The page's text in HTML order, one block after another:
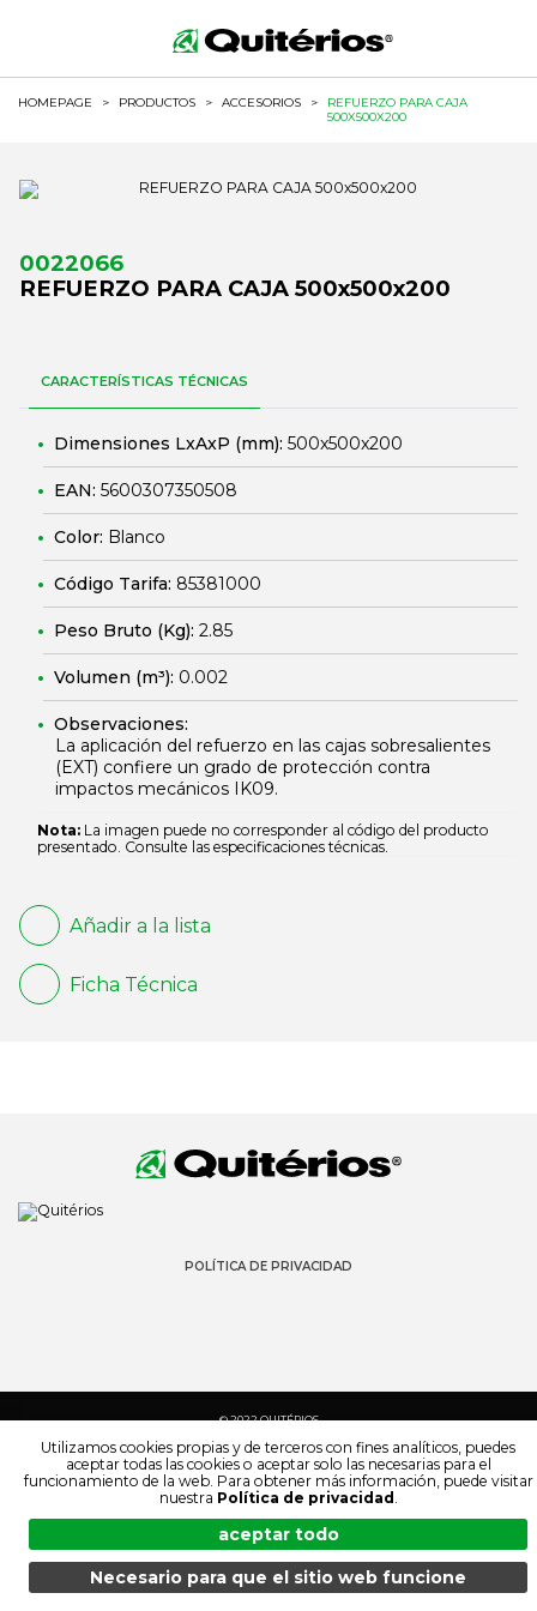
HOMEPAGE > PRODUCTOS > ACCESORIOS >
REFUERZO PARA CAJA
500X500X200
0022066
REFUERZO PARA CAJA 500x500x200
CARACTERÍSTICAS TÉCNICAS
Dimensiones LxAxP (mm): 500x500x200
EAN: 5600307350508
Color: Blanco
Código Tarifa: 85381000
Peso Bruto (Kg): 2.85
Volumen (m³): 0.002
Observaciones:
La aplicación del refuerzo en las cajas sobresalientes
(EXT) confiere un grado de protección contra
impactos mecánicos IK09.
Nota: La imagen puede no corresponder al código del producto
presentado. Consulte las especificaciones técnicas.
Añadir a la lista
Ficha Técnica
POLÍTICA DE PRIVACIDAD
© 2022 QUITÉRIOS
TODOS LOS DERECHOS RESERVADOS
MENÚ BÚSQUEDA PRODUCTOS ES
Utilizamos cookies propias y de terceros con fines analíticos, puedes
aceptar todas las cookies o aceptar solo las necesarias para el
funcionamiento de la web. Para obtener más información, puede visitar
nuestra Política de privacidad .
aceptar todo
Necesario para que el sitio web funcione